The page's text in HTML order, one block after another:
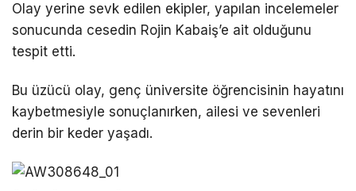
Telegram
Olay yerine sevk edilen ekipler, yapılan incelemeler
sonucunda cesedin Rojin Kabaiş’e ait olduğunu
tespit etti.
Bu üzücü olay, genç üniversite öğrencisinin hayatını
kaybetmesiyle sonuçlanırken, ailesi ve sevenleri
derin bir keder yaşadı.